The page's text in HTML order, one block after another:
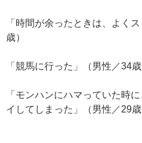
「時間が余ったときは、よく
歳）
「競馬に行った」（男性／34歳
「モンハンにハマっていた時
イしてしまった」（男性／29歳